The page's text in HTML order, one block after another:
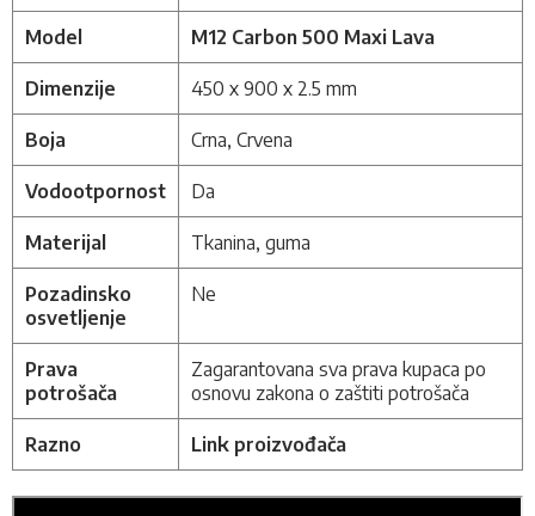
Model M12 Carbon 500 Maxi Lava
Dimenzije 450 x 900 x 2.5 mm
Boja Crna, Crvena
Vodootpornost Da
Materijal Tkanina, guma
Pozadinsko
osvetljenje
Ne
Prava
potrošača
Zagarantovana sva prava kupaca po
osnovu zakona o zaštiti potrošača
Razno Link proizvođača